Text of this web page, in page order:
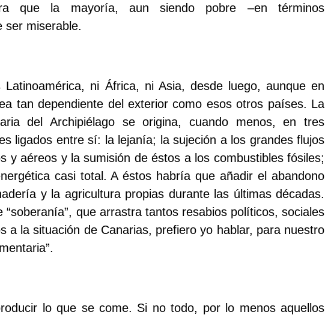
que la mayoría, aun siendo pobre –en términos
ser miserable.
ni África, ni Asia, desde luego, aunque en
tan dependiente del exterior como esos otros países. La
del Archipiélago se origina, cuando menos, en tres
ligados entre sí: la lejanía; la sujeción a los grandes flujos
y aéreos y la sumisión de éstos a los combustibles fósiles;
casi total. A éstos habría que añadir el abandono
y la agricultura propias durante las últimas décadas.
que arrastra tantos resabios políticos, sociales
a la situación de Canarias, prefiero yo hablar, para nuestro
lo que se come. Si no todo, por lo menos aquellos